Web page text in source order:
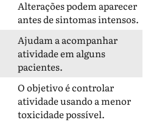
Alterações podem aparecer
antes de sintomas intensos.
Ajudam a acompanhar
atividade em alguns
pacientes.
O objetivo é controlar
atividade usando a menor
toxicidade possível.